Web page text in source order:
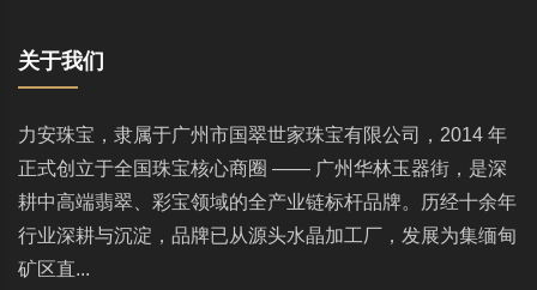
关于我们
力安珠宝，隶属于广州市国翠世家珠宝有限公司，2014 年
正式创立于全国珠宝核心商圈 —— 广州华林玉器街，是深
耕中高端翡翠、彩宝领域的全产业链标杆品牌。历经十余年
行业深耕与沉淀，品牌已从源头水晶加工厂，发展为集缅甸
矿区直...